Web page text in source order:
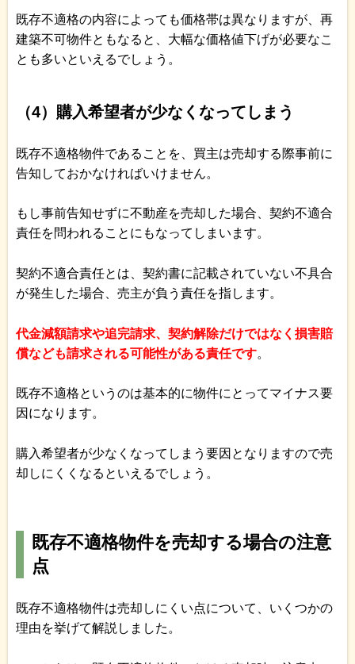
既存不適格の内容によっても価格帯は異なりますが、再
建築不可物件ともなると、大幅な価格値下げが必要なこ
とも多いといえるでしょう。
（4）購入希望者が少なくなってしまう
既存不適格物件であることを、買主は売却する際事前に
告知しておかなければいけません。
もし事前告知せずに不動産を売却した場合、契約不適合
責任を問われることにもなってしまいます。
契約不適合責任とは、契約書に記載されていない不具合
が発生した場合、売主が負う責任を指します。
代金減額請求や追完請求、契約解除だけではなく損害賠
償なども請求される可能性がある責任です。
既存不適格というのは基本的に物件にとってマイナス要
因になります。
購入希望者が少なくなってしまう要因となりますので売
却しにくくなるといえるでしょう。
既存不適格物件を売却する場合の注意
点
既存不適格物件は売却しにくい点について、いくつかの
理由を挙げて解説しました。